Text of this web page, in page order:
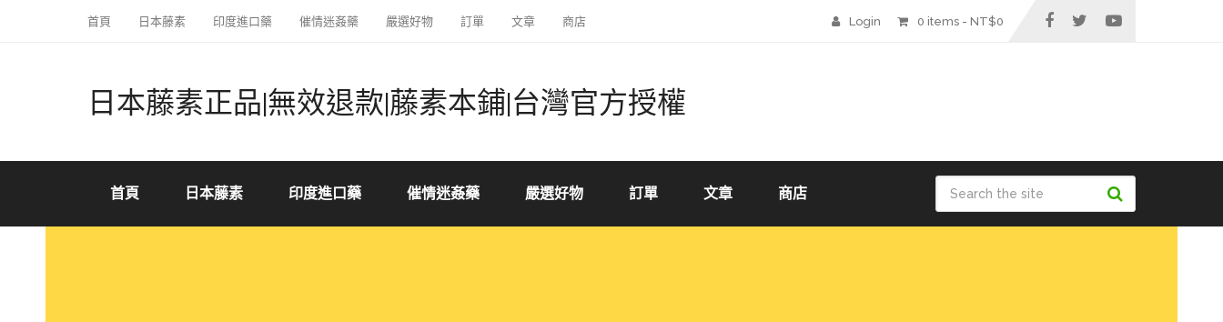
首頁 日本藤素 印度進口藥 催情迷姦藥 嚴選好物 訂單 文章 商店 Login 0 items - NT$0
日本藤素正品|無效退款|藤素本鋪|台灣官方授權
首頁 日本藤素 印度進口藥 催情迷姦藥 嚴選好物 訂單 文章 商店